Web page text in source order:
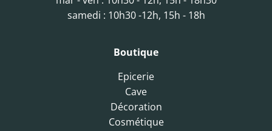
samedi : 10h30 -12h, 15h - 18h
Boutique
Epicerie
Cave
Décoration
Cosmétique